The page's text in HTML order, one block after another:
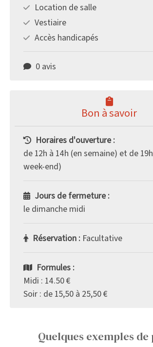
Location de salle
Vestiaire
Accès handicapés
0 avis
Bon à savoir
Horaires d'ouverture :
de 12h à 14h (en semaine) et de
week-end)
Jours de fermeture :
le dimanche midi
Réservation : Facultative
Formules :
Midi : 14.50 €
Soir : de 15,50 à 25,50 €
Quelques exemples de